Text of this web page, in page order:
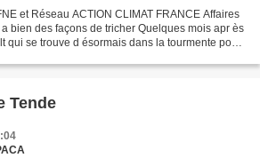
et Réseau ACTION CLIMAT FRANCE Affaires
bien des façons de tricher Quelques mois apr ès
qui se trouve d ésormais dans la tourmente pour
Tende